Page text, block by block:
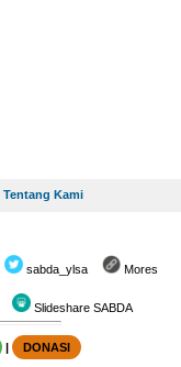
Tentang Kami
sabda_ylsa Mores
Slideshare SABDA
| DONASI